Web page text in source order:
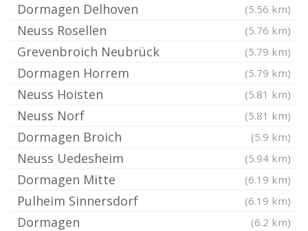
Dormagen Delhoven (5.56 km)
Neuss Rosellen (5.76 km)
Grevenbroich Neubrück (5.79 km)
Dormagen Horrem (5.79 km)
Neuss Hoisten (5.81 km)
Neuss Norf (5.81 km)
Dormagen Broich (5.9 km)
Neuss Uedesheim (5.94 km)
Dormagen Mitte (6.19 km)
Pulheim Sinnersdorf (6.19 km)
Dormagen (6.2 km)